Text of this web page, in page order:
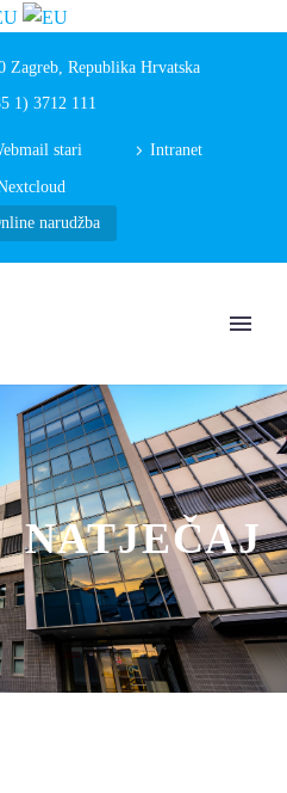
Zagreb, Republika Hrvatska
1) 3712 111
stari Intranet
narudžba
NATJEČAJ